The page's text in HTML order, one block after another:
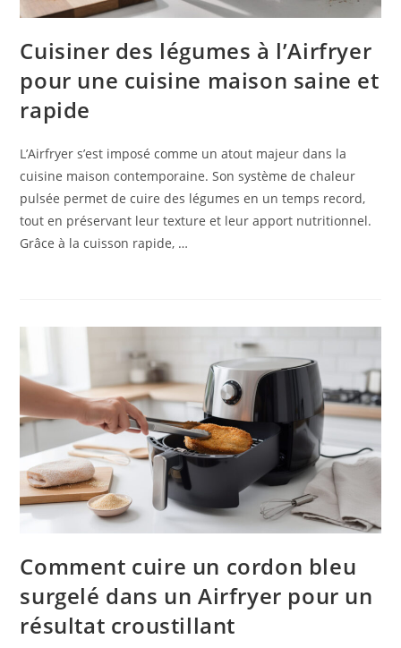
Cuisiner des légumes à l’Airfryer
pour une cuisine maison saine et
rapide
L’Airfryer s’est imposé comme un atout majeur dans la
cuisine maison contemporaine. Son système de chaleur
pulsée permet de cuire des légumes en un temps record,
tout en préservant leur texture et leur apport nutritionnel.
Grâce à la cuisson rapide, …
Comment cuire un cordon bleu
surgelé dans un Airfryer pour un
résultat croustillant